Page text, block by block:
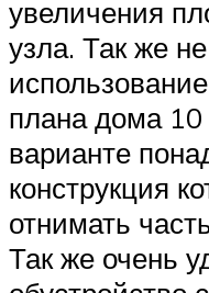
увеличения
узла. Так же
плана дома 10
варианте
конструкция
отнимать
Так же очень